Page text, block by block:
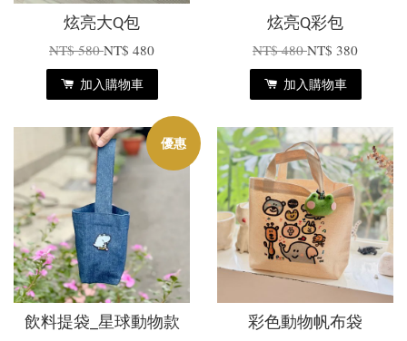
炫亮大Q包
NT$ 580NT$ 480
加入購物車
炫亮Q彩包
NT$ 480NT$ 380
加入購物車
優惠
飲料提袋_星球動物款 彩色動物帆布袋